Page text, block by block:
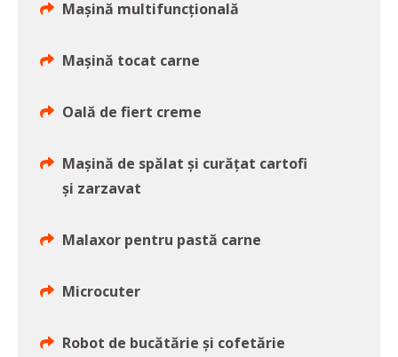
Mașină multifuncțională
Mașină tocat carne
Oală de fiert creme
Mașină de spălat și curățat cartofi
și zarzavat
Malaxor pentru pastă carne
Microcuter
Robot de bucătărie și cofetărie